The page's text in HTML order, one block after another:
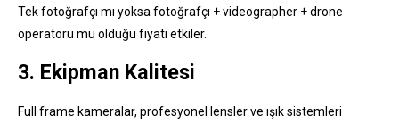
Tek fotoğrafçı mı yoksa fotoğrafçı + videographer + drone
operatörü mü olduğu fiyatı etkiler.
3. Ekipman Kalitesi
Full frame kameralar, profesyonel lensler ve ışık sistemleri